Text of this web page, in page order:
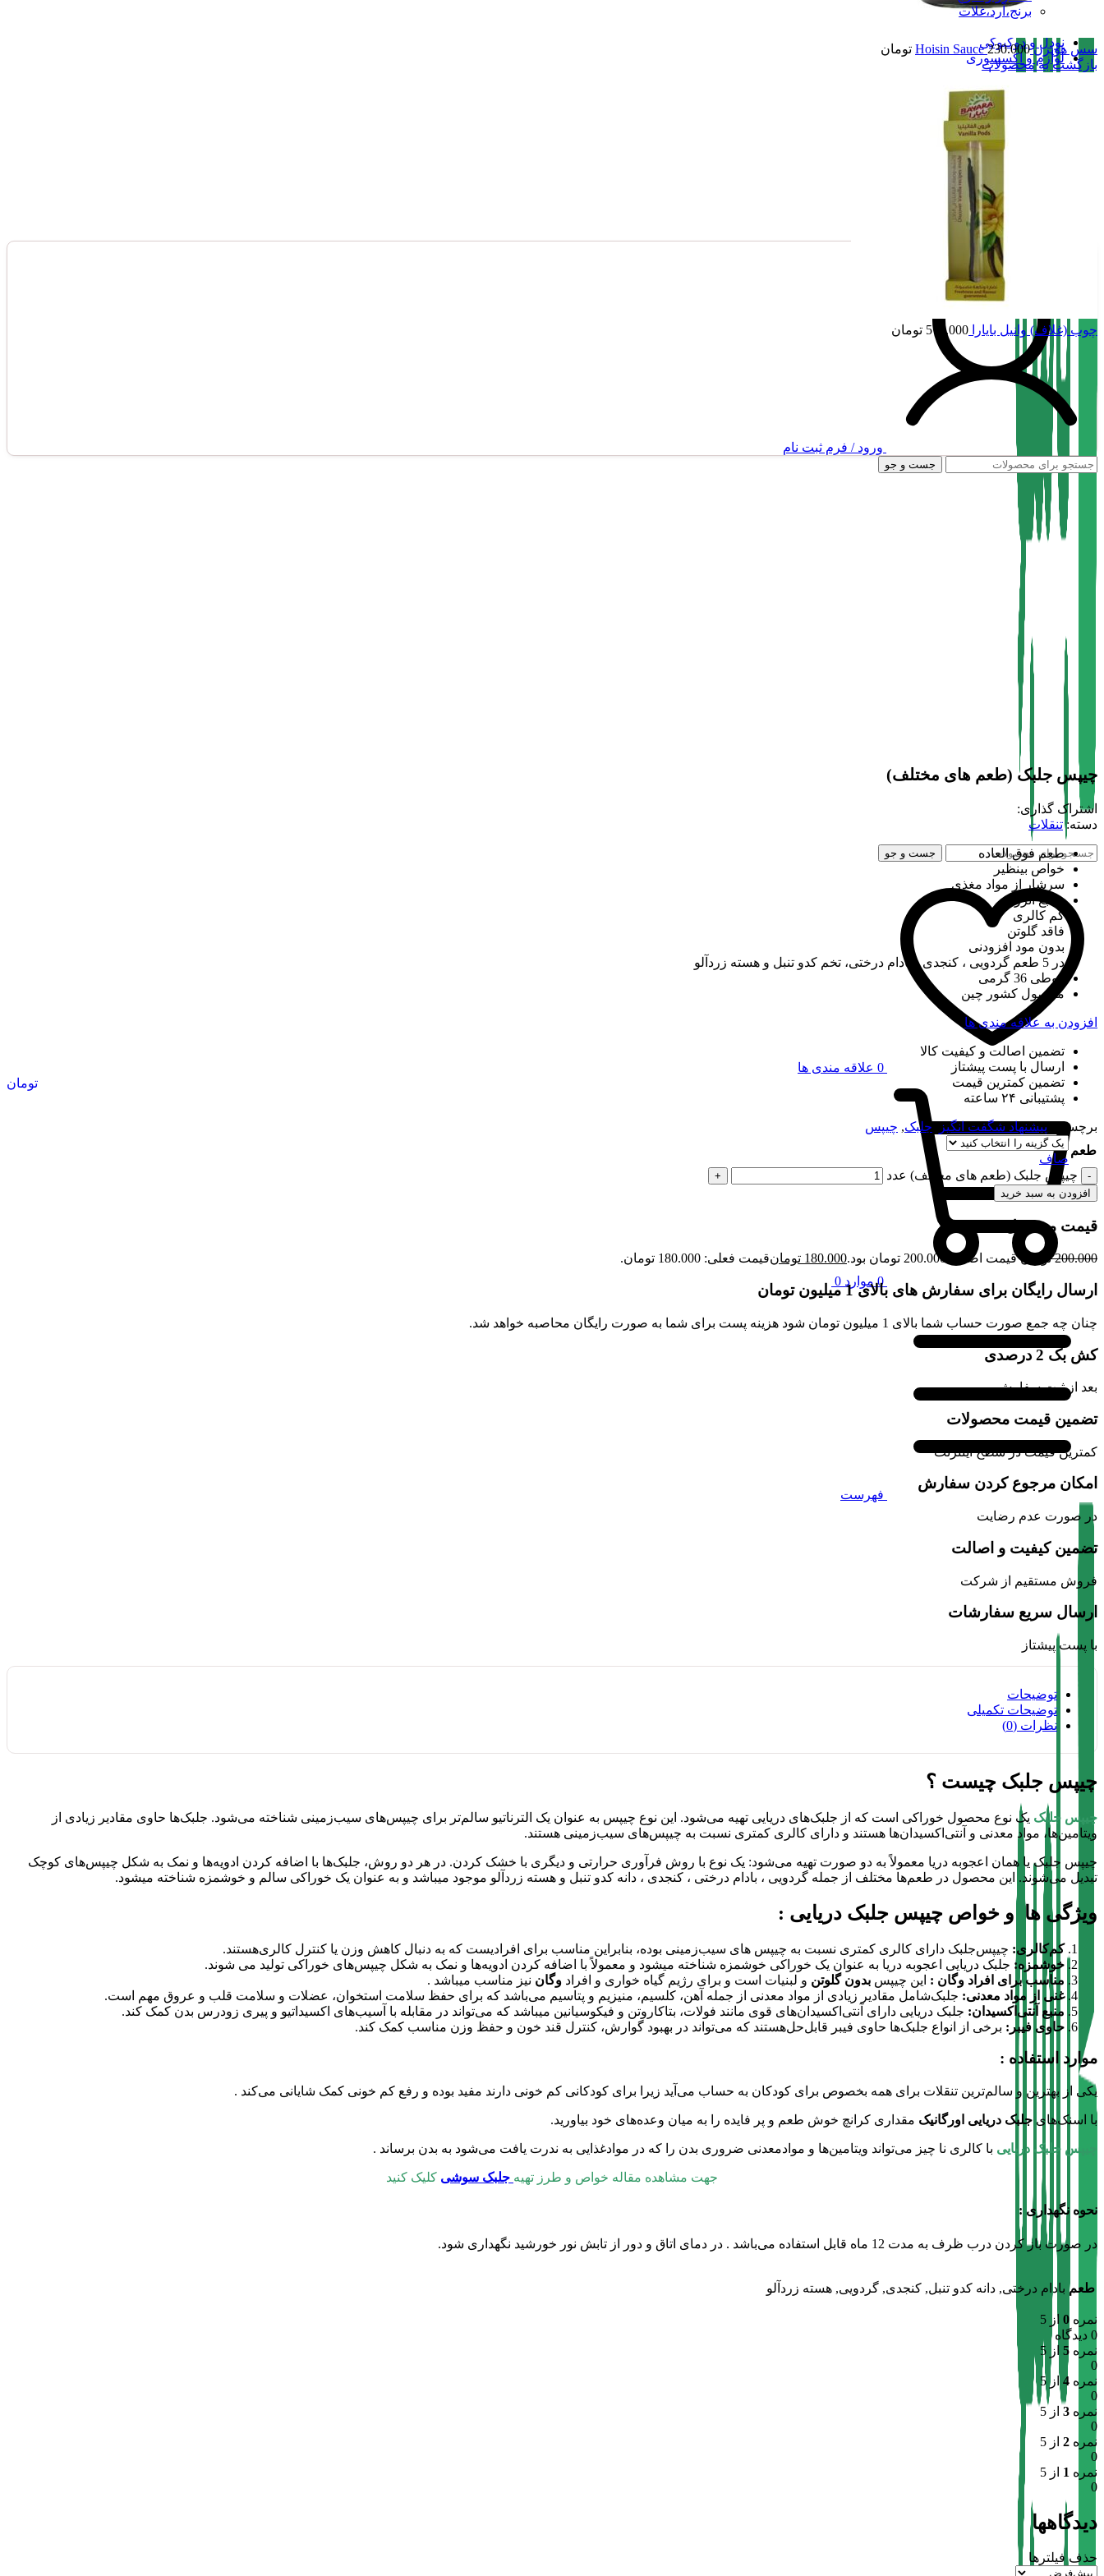
جست و جو
0 علاقه مندی ها
0 موارد 0
تومان
فهرست
برنج،آرد،غلات
نودل و دوکبوکی
لوازم و اکسسوری
سیروپ و مربا
نوشیدنی ،چای و قهوه
صفحه اصلی
تماس با بامبو
درباره بامبو
ورود / فرم ثبت نام
جست و جو
سس هویزن Hoisin Sauce230.000
تومان
بازگشت به محصولات
چوب (غلاف) وانیل بایارا 570.000 تومان
ناموجود دانه کدو تنبل
برای بزرگنمایی کلیک کنید
چیپس جلبک (طعم های مختلف)
اشتراک گذاری:
دسته: تنقلات
طعم فوق العاده
خواص بینظیر
سرشار از مواد مغذی
منبع انرژی
کم کالری
فاقد گلوتن
بدون مود افزودنی
در 5 طعم گردویی ، کنجدی ، بادام درختی، تخم کدو تنبل و هسته زردآلو
قوطی 36 گرمی
محصول کشور چین
افزودن به علاقه مندی ها
تضمین اصالت و کیفیت کالا
ارسال با پست پیشتاز
تضمین کمترین قیمت
پشتیبانی ۲۴ ساعته
برچسب: پیشنهاد شگفت انگیز جلبک, چیپس
طعم
صاف
چیپس جلبک (طعم های مختلف) عدد
افزودن به سبد خرید
قیمت محصول:​
200.000 تومان قیمت اصلی: 200.000 تومان بود. 180.000 تومانقیمت فعلی: 180.000 تومان.
ارسال رایگان برای سفارش های بالای 1 میلیون تومان
چنان چه جمع صورت حساب شما بالای 1 میلیون تومان شود هزینه پست برای شما به صورت رایگان محاصبه خواهد شد.
کش بک 2 درصدی
بعد از ثبت سفارش
تضمین قیمت محصولات
کمترین قیمت در سطح اینترنت
امکان مرجوع کردن سفارش
در صورت عدم رضایت
تضمین کیفیت و اصالت
فروش مستقیم از شرکت
ارسال سریع سفارشات
با پست پیشتاز
توضیحات
توضیحات تکمیلی
نظرات (0)
چیپس جلبک چیست ؟
چیپس جلبک یک نوع محصول خوراکی است که از جلبک‌های دریایی تهیه می‌شود. این نوع چیپس به عنوان یک الترناتیو سالم‌تر برای چیپس‌های سیب‌زمینی شناخته می‌شود. جلبک‌ها حاوی مقادیر زیادی از
ویتامین‌ها، مواد معدنی و آنتی‌اکسیدان‌ها هستند و دارای کالری کمتری نسبت به چیپس‌های سیب‌زمینی هستند.
چیپس جلبک یا همان اعجوبه دریا معمولاً به دو صورت تهیه می‌شود: یک نوع با روش فرآوری حرارتی و دیگری با خشک کردن. در هر دو روش، جلبک‌ها با اضافه کردن ادویه‌ها و نمک به شکل چیپس‌های کوچک
تبدیل می‌شوند. این محصول در طعم‌ها مختلف از جمله گردویی ، بادام درختی ، کنجدی ، دانه کدو تنبل و هسته زردآلو موجود میباشد و به عنوان یک خوراکی سالم و خوشمزه شناخته میشود.
ویژگی ها و خواص چیپس جلبک دریایی :
کم‌کالری: چیپس‌جلبک دارای کالری کمتری نسبت به چیپس‌ های سیب‌زمینی بوده، بنابراین مناسب برای افرادیست که به دنبال کاهش وزن یا کنترل کالری‌هستند.
خوشمزه: جلبک دریایی اعجوبه دریا به عنوان یک خوراکی خوشمزه شناخته میشود و معمولاً با اضافه کردن ادویه‌ها و نمک به شکل چیپس‌های خوراکی تولید می شوند.
مناسب برای افراد وگان : این چیپس بدون گلوتن و لبنیات است و برای رژیم گیاه خواری و افراد وگان نیز مناسب میباشد .
غنی از مواد معدنی: جلبک‌شامل مقادیر زیادی از مواد معدنی از جمله آهن، کلسیم، منیزیم و پتاسیم می‌باشد که برای حفظ سلامت استخوان، عضلات و سلامت قلب و عروق مهم است.
منبع آنتی‌اکسیدان: جلبک‌ دریایی دارای آنتی‌اکسیدان‌های قوی مانند فولات، بتاکاروتن و فیکوسیانین میباشد که می‌تواند در مقابله با آسیب‌های اکسیداتیو و پیری زودرس بدن کمک کند.
حاوی فیبر: برخی از انواع جلبک‌ها حاوی فیبر قابل‌حل‌هستند که می‌تواند در بهبود گوارش، کنترل قند خون و حفظ وزن مناسب کمک کند.
موارد استفاده :
یکی از بهترین و سالم‌ترین تنقلات برای همه بخصوص برای کودکان به حساب می‌آید زیرا برای کودکانی کم خونی دارند مفید بوده و رفع کم خونی کمک شایانی می‌کند .
با اسنک‌های جلبک‌ دریایی اورگانیک مقداری کرانچ خوش طعم و پر فایده را به میان وعده‌های خود بیاورید.
چیپس جلبک دریایی با کالری نا چیز می‌تواند ویتامین‌ها و موادمعدنی ضروری بدن را که در موادغذایی به ندرت یافت می‌شود به بدن برساند .
جهت مشاهده مقاله خواص و طرز تهیه جلبک سوشی کلیک کنید
نحوه نگهداری :
در صورت باز کردن درب ظرف به مدت 12 ماه قابل استفاده می‌باشد . در دمای اتاق و دور از تابش نور خورشید نگهداری شود.
طعم بادام درختی, دانه کدو تنبل, کنجدی, گردویی, هسته زردآلو
نمره 0 از 5
0 دیدگاه
نمره 5 از 5
0
نمره 4 از 5
0
نمره 3 از 5
0
نمره 2 از 5
0
نمره 1 از 5
0
دیدگاهها
حذف فیلترها